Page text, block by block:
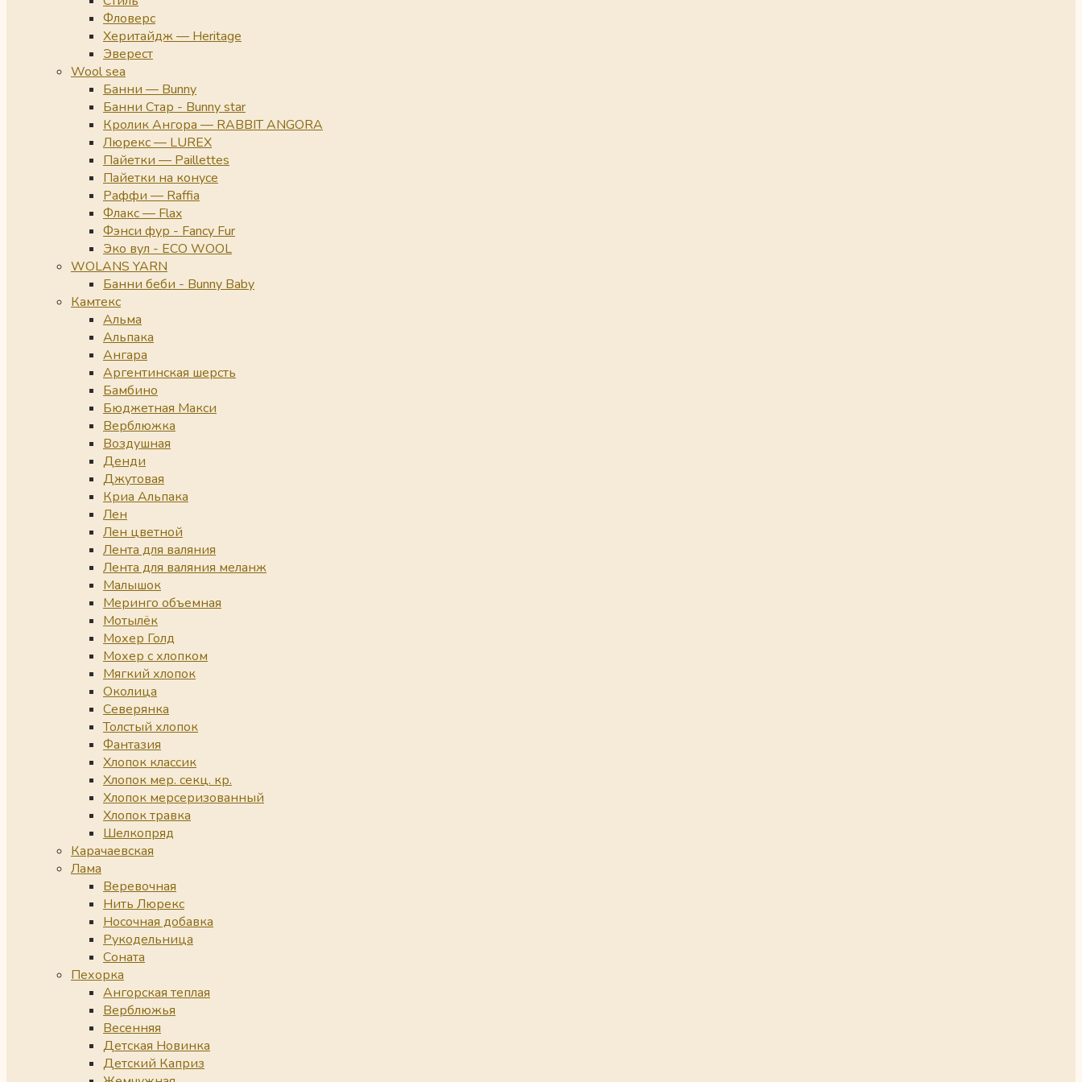
Фловерс
Херитайдж — Heritage
Эверест
Wool sea
Банни — Bunny
Банни Стар - Bunny star
Кролик Ангора — RABBIT ANGORA
Люрекс — LUREX
Пайетки — Paillettes
Пайетки на конусе
Раффи — Raffia
Флакс — Flax
Фэнси фур - Fancy Fur
Эко вул - ECO WOOL
WOLANS YARN
Банни беби - Bunny Baby
Камтекс
Альма
Альпака
Ангара
Аргентинская шерсть
Бамбино
Бюджетная Макси
Верблюжка
Воздушная
Денди
Джутовая
Криа Альпака
Лен
Лен цветной
Лента для валяния
Лента для валяния меланж
Малышок
Меринго объемная
Мотылёк
Мохер Голд
Мохер с хлопком
Мягкий хлопок
Околица
Северянка
Толстый хлопок
Фантазия
Хлопок классик
Хлопок мер. секц. кр.
Хлопок мерсеризованный
Хлопок травка
Шелкопряд
Карачаевская
Лама
Веревочная
Нить Люрекс
Носочная добавка
Рукодельница
Соната
Пехорка
Ангорская теплая
Верблюжья
Весенняя
Детская Новинка
Детский Каприз